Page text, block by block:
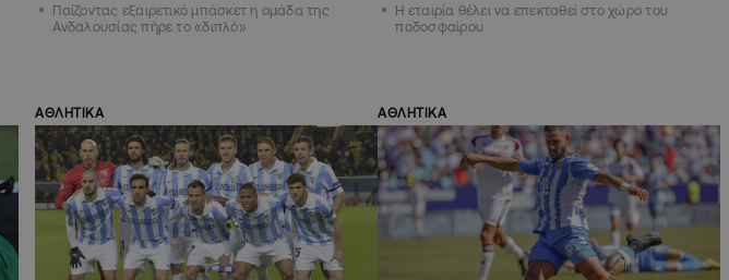
Παίζοντας εξαιρετικό μπάσκετ η ομάδα της
Ανδαλουσίας πήρε το «διπλό»
Η εταιρία θέλει να επεκταθεί στο χώρο του
ποδοσφαίρου
ΑΘΛΗΤΙΚΑ ΑΘΛΗΤΙΚΑ